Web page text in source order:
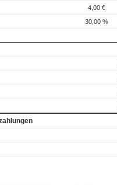
4,00 €
30,00 %